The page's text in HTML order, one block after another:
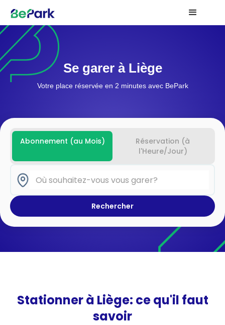
Se garer à Liège
Votre place réservée en 2 minutes avec BePark
Abonnement (au Mois)
Réservation (à
l'Heure/Jour)
Stationner à Liège: ce qu'il faut
savoir